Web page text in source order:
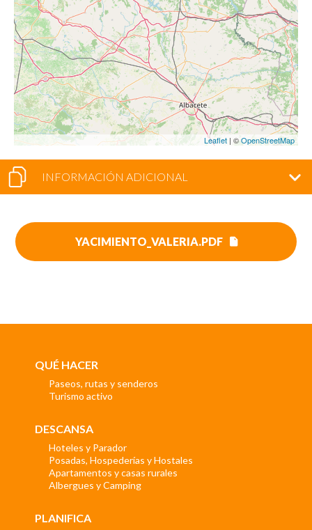
Leaflet | ©OpenStreetMap
INFORMACIÓN ADICIONAL
YACIMIENTO_VALERIA.PDF
QUÉ HACER
Paseos, rutas y senderos
Turismo activo
DESCANSA
Hoteles y Parador
Posadas, Hospederías y Hostales
Apartamentos y casas rurales
Albergues y Camping
PLANIFICA